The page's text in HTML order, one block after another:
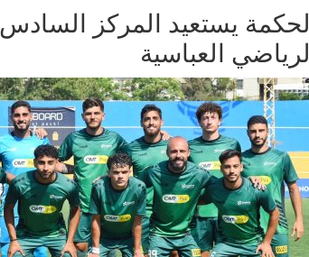
الحكمة يستعيد المركز
الرياضي العباسية